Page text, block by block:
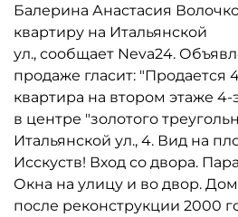
Балерина Анастасия
квартиру на Итальянской
ул., сообщает Neva24.
продаже гласит: "Продается
квартира на втором этаже
в центре "золотого
Итальянской ул., 4. Вид на
Исскуств! Вход со двора.
Окна на улицу и во двор. Дом
после реконструкции 2000